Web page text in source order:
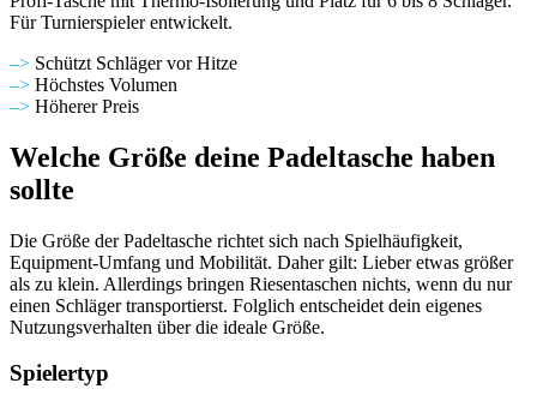
Für Turnierspieler entwickelt.
–> Schützt Schläger vor Hitze
–> Höchstes Volumen
–> Höherer Preis
Welche Größe deine Padeltasche haben
sollte
Die Größe der Padeltasche richtet sich nach Spielhäufigkeit,
Equipment-Umfang und Mobilität. Daher gilt: Lieber etwas größer
als zu klein. Allerdings bringen Riesentaschen nichts, wenn du nur
einen Schläger transportierst. Folglich entscheidet dein eigenes
Nutzungsverhalten über die ideale Größe.
Spielertyp